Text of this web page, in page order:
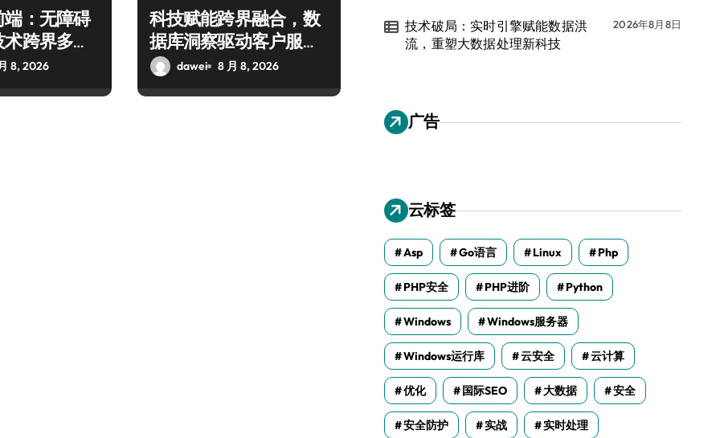
：无障碍
跨界多元
8, 2026
科技赋能跨界融合，数
据库洞察驱动客户服务
新升级
dawei 8 月 8, 2026
技术破局：实时引擎赋能数据洪
流，重塑大数据处理新科技
2026年8月8日
广告
云标签
Asp Go语言 Linux Php
PHP安全 PHP进阶 Python
Windows Windows服务器
Windows运行库 云安全 云计算
优化 国际SEO 大数据 安全
安全防护 实战 实时处理